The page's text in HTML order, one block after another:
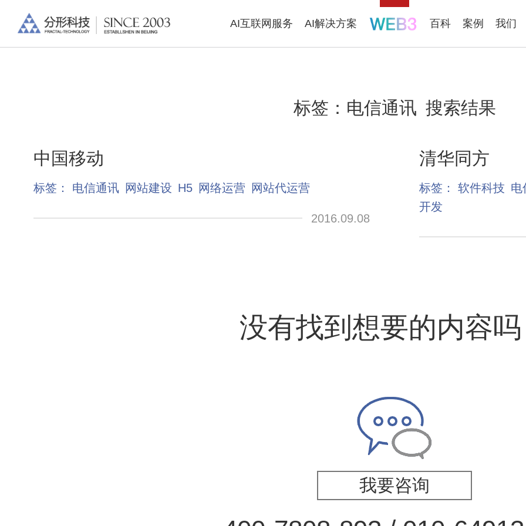
AI互联网服务 AI解决方案 百科 案例 我们
标签： 电信通讯 搜索结果
中国移动
标签： 电信通讯 网站建设 H5 网络运营 网站代运营
2016.09.08
清华同方
标签： 软件科技 电
开发
没有找到想要的内容
我要咨询